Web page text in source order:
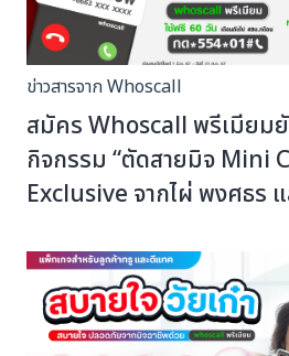
ข่าวสารจาก Whoscall
สมัคร Whoscall พรีเมียมยั
กิจกรรม “ตัดสายมิจ Mini
Exclusive จากไผ่ พงศธร แ